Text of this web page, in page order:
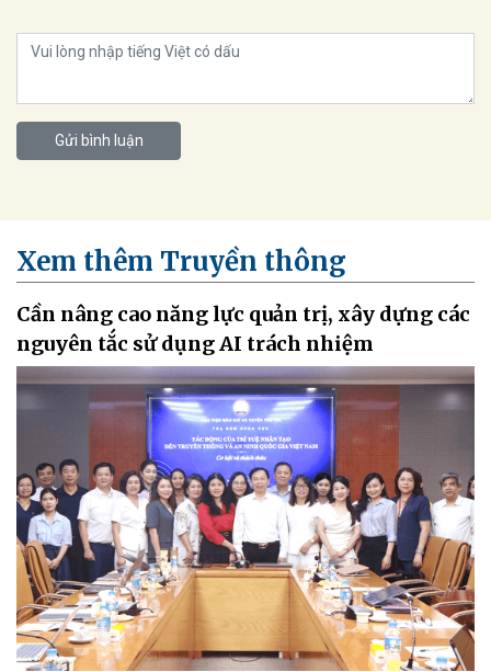
Gửi bình luận
Xem thêm Truyền thông
Cần nâng cao năng lực quản trị, xây dựng các
nguyên tắc sử dụng AI trách nhiệm